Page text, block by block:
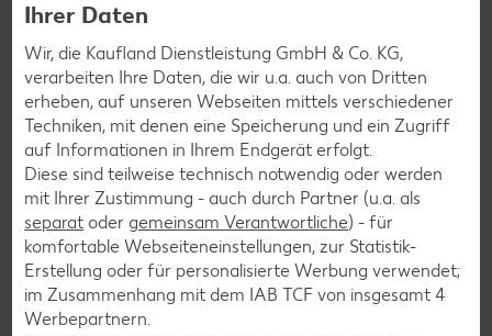
Newsletter-Anmeldung
Abonnenten profitieren von vielen Vorteilen wie den besten
Angeboten zum Donnerstag, Wochenende oder
Wochenstart sowie Aktionen und Gewinnspielen.
Zur Anmeldung
Ihrer Daten
Wir, die Kaufland Dienstleistung GmbH & Co. KG,
verarbeiten Ihre Daten, die wir u.a. auch von Dritten
erheben, auf unseren Webseiten mittels verschiedener
Techniken, mit denen eine Speicherung und ein Zugriff
auf Informationen in Ihrem Endgerät erfolgt.
Diese sind teilweise technisch notwendig oder werden
mit Ihrer Zustimmung - auch durch Partner (u.a. als
separat oder gemeinsam Verantwortliche) - für
komfortable Webseiteneinstellungen, zur Statistik-
Erstellung oder für personalisierte Werbung verwendet;
im Zusammenhang mit dem IAB TCF von insgesamt 4
Werbepartnern.